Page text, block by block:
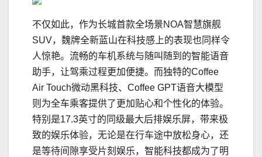
不仅如此，作为长城首款全场景NOA智慧旗舰
SUV，魏牌全新蓝山在科技感上的表现也同样令
人惊艳。流畅的车机系统与随叫随到的智能语音
助手，让驾乘过程更加便捷。而独特的Coffee
Air Touch微动黑科技、Coffee GPT语音大模型
则为全车乘客提供了更加贴心和个性化的体验。
特别是17.3英寸的同级最大后排娱乐屏，带来极
致的娱乐体验，无论是在行车途中放松身心，还
是等待间隙享受片刻娱乐，智能科技都成为了明